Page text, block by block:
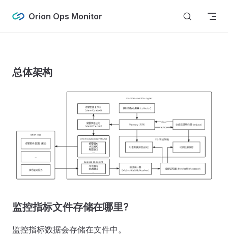
Skip to content
Orion Ops Monitor
总体架构
监控指标文件存储在哪里?
监控指标数据会存储在文件中。